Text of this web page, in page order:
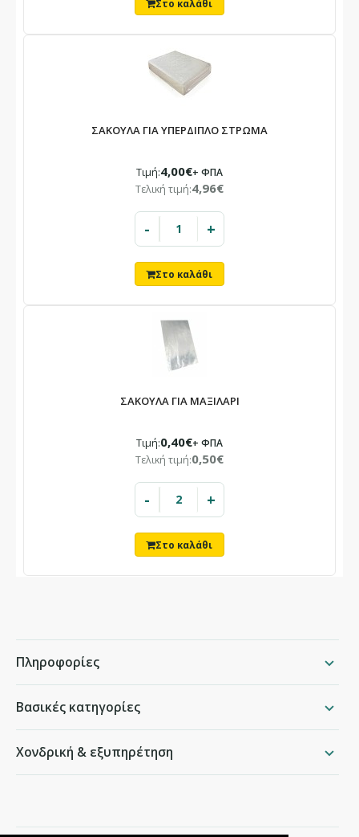
ΣΑΚΟΥΛΑ ΓΙΑ ΥΠΕΡΔΙΠΛΟ ΣΤΡΩΜΑ
Τιμή:4,00€+ ΦΠΑ
Τελική τιμή:4,96€
- +
ΣΑΚΟΥΛΑ ΓΙΑ ΜΑΞΙΛΑΡΙ
Τιμή:0,40€+ ΦΠΑ
Τελική τιμή:0,50€
- +
Πληροφορίες
Βασικές κατηγορίες
Χονδρική & εξυπηρέτηση